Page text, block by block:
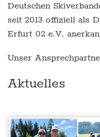
Deutschen
seit 2013 offiziell als
Erfurt 02 e.V.
Unser
Aktuelles